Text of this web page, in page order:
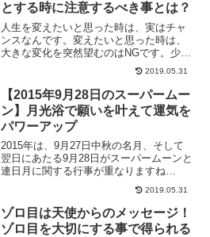
とする時に注意するべき事とは？
人生を変えたいと思った時は、実はチャ
ンスなんです。変えたいと思った時は、
大きな変化を突然望むのはNGです。少し
ずつ、少しずつ、小さな変化を積み重ね
ていく事で、人は変わって行くことがで
きます。変えたいと思ったら、行動して
みませんか？
2019.05.31
【2015年9月28日のスーパームー
ン】月光浴で願いを叶えて運気を
パワーアップ
2015年は、9月27日中秋の名月、そして
翌日にあたる9月28日がスーパームーンと
連日月に関する行事が重なりますね
(^^ 満月は、ただでさえ月のパワーが最
大になる日ですが、スーパームーンにな
ると、さらに月のパワーが強くなるんで
す。スーパー...
2019.05.31
ゾロ目は天使からのメッセージ！
ゾロ目を大切にする事で得られる